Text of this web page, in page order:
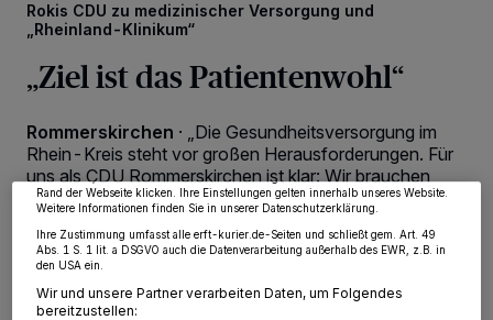
Rokis CDU zu medizinischer Versorgung und
„Rheinland-Klinikum“
„Ziel ist das Patientenwohl“
Rommerskirchen · „Die Gesundheitsversorgung im
Rhein-Kreis steht vor großen Herausforderungen. Für
uns als CDU Rommerskirchen ist klar: Wir brauchen
eine zukunftssichere Lösung, die den Erhalt des
,Rheinland Klinikums‘ mit allen drei Standorten sichert“,
betont Geschäftsführer Daniel Zeißler.
Wir und unsere218-Partner speichern und greifen auf personenbezogene Daten
wie Browserdaten oder eindeutige Kennungen auf Ihrem Gerät zu. Durch Auswahl
Zwecke. Wenn Tracker deaktiviert sind, sind manche Inhalte und Anzeigen
möglicherweise nicht mehr so relevant für Sie. Sie können dieses Menü jederzeit
wieder aufrufen, um Ihre Einstellungen zu ändern oder Ihre Einwilligung zu
widerrufen, indem Sie auf den Link Einstellungen oder Ablehnen am unteren
Rand der Webseite klicken. Ihre Einstellungen gelten innerhalb unseres Website.
Weitere Informationen finden Sie in unserer Datenschutzerklärung.
Ihre Zustimmung umfasst alle erft-kurier.de-Seiten und schließt gem. Art. 49
Abs. 1 S. 1 lit. a DSGVO auch die Datenverarbeitung außerhalb des EWR, z.B. in
den USA ein.
Wir und unsere Partner verarbeiten Daten, um Folgendes
bereitzustellen: